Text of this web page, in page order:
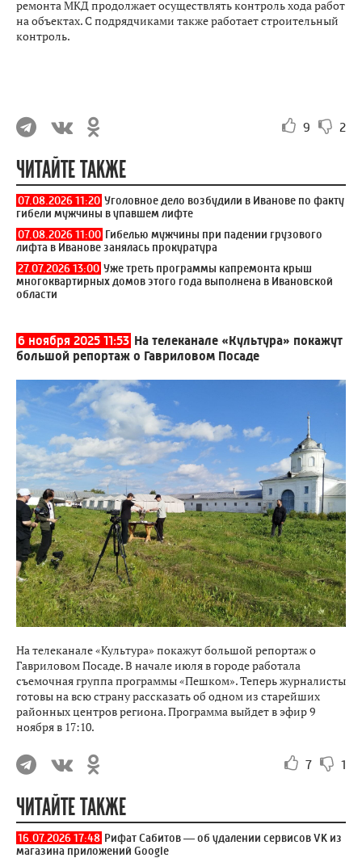
ремонта МКД продолжает осуществлять контроль хода работ
на объектах. С подрядчиками также работает строительный
контроль.
9 2
ЧИТАЙТЕ ТАКЖЕ
07.08.2026 11:20 Уголовное дело возбудили в Иванове по факту
гибели мужчины в упавшем лифте
07.08.2026 11:00 Гибелью мужчины при падении грузового
лифта в Иванове занялась прокуратура
27.07.2026 13:00 Уже треть программы капремонта крыш
многоквартирных домов этого года выполнена в Ивановской
области
6 ноября 2025 11:53 На телеканале «Культура» покажут
большой репортаж о Гавриловом Посаде
На телеканале «Культура» покажут большой репортаж о
Гавриловом Посаде. В начале июля в городе работала
съемочная группа программы «Пешком». Теперь журналисты
готовы на всю страну рассказать об одном из старейших
районных центров региона. Программа выйдет в эфир 9
ноября в 17:10.
7 1
ЧИТАЙТЕ ТАКЖЕ
16.07.2026 17:48 Рифат Сабитов — об удалении сервисов VK из
магазина приложений Google